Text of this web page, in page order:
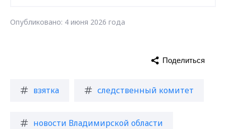
Опубликовано: 4 июня 2026 года
взятка следственный комитет
новости Владимирской области
Поделиться